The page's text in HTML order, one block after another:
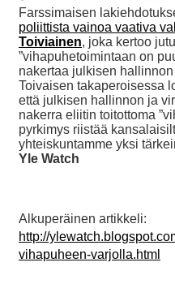
Farssimaisen
poliittista vainoa vaativa
Toiviainen, joka kertoo
”vihapuhetoimintaan on
nakertaa julkisen
Toivaisen takaperoisessa
että julkisen hallinnon ja
nakerra eliitin toitottoma
pyrkimys riistää
yhteiskuntamme yksi
Yle Watch
Alkuperäinen artikkeli:
http://
vihapuheen-varjolla.html